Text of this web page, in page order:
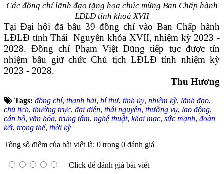
Các đồng chí lãnh đạo tặng hoa chúc mừng Ban Chấp hành
LĐLĐ tỉnh khoá XVII
Tại Đại hội đã bầu 39 đồng chí vào Ban Chấp hành
LĐLĐ tỉnh Thái Nguyên khóa XVII, nhiệm kỳ 2023 -
2028. Đồng chí Phạm Việt Dũng tiếp tục được tín
nhiệm bầu giữ chức Chủ tịch LĐLĐ tỉnh nhiệm kỳ
2023 - 2028.
Thu Hương
Tags: đồng chí, thanh hải, bí thư, tỉnh ủy, nhiệm kỳ, lãnh đạo,
chủ tịch, thường trực, đại diện, thái nguyên, thường vụ, lao động,
cán bộ, văn hóa, trung tâm, nghệ thuật, khai mạc, sức mạnh, đoàn
kết, trọng thể, thời kỳ
Tổng số điểm của bài viết là: 0 trong 0 đánh giá
Click để đánh giá bài viết